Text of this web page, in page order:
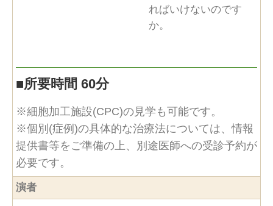
ればいけないのです
か。
■所要時間 60分
※細胞加工施設(CPC)の見学も可能です。
※個別(症例)の具体的な治療法については、情報
提供書等をご準備の上、別途医師への受診予約が
必要です。
演者